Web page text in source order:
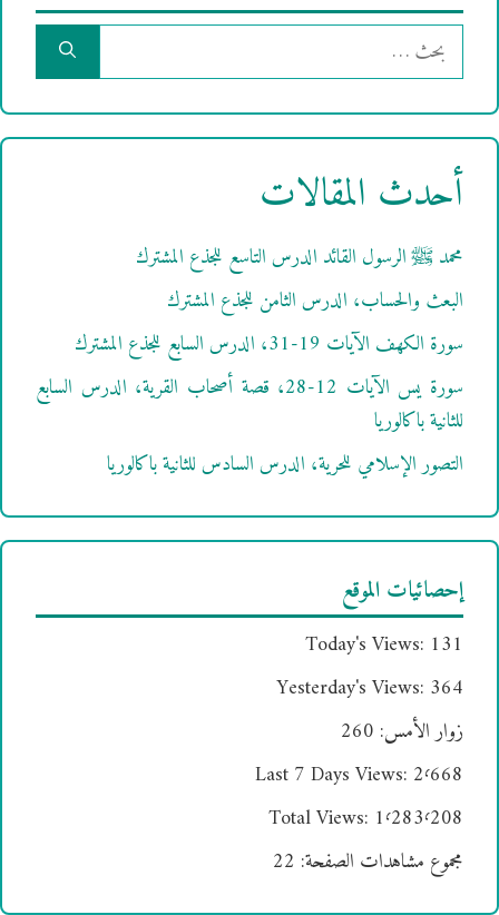
البحث
عن:
أحدث المقالات
محمد ﷺ الرسول القائد الدرس التاسع للجذع المشترك
البعث والحساب، الدرس الثامن للجذع المشترك
سورة الكهف الآيات 19-31، الدرس السابع للجذع المشترك
سورة يس الآيات 12-28، قصة أصحاب القرية، الدرس السابع
للثانية باكالوريا
التصور الإسلامي للحرية، الدرس السادس للثانية باكالوريا
إحصائيات الموقع
Today's Views: 131
Yesterday's Views: 364
زوار الأمس: 260
Last 7 Days Views: 2٬668
Total Views: 1٬283٬208
مجموع مشاهدات الصفحة: 22